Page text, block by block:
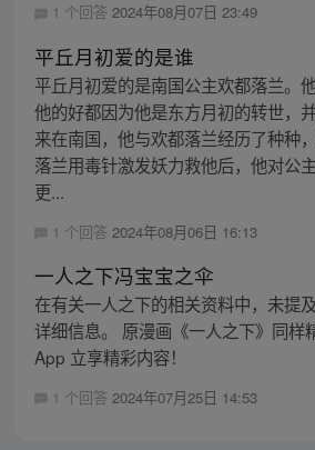
1 个回答 2024年08月07日 23:49
平丘月初爱的是谁
平丘月初爱的是南国公主欢都落兰。
他的好都因为他是东方月初的转世，
来在南国，他与欢都落兰经历了种种
落兰用毒针激发妖力救他后，他对公
更...
1 个回答 2024年08月06日 16:13
一人之下冯宝宝之伞
在有关一人之下的相关资料中，未提
详细信息。 原漫画《一人之下》同样
App 立享精彩内容！
1 个回答 2024年07月25日 14:53